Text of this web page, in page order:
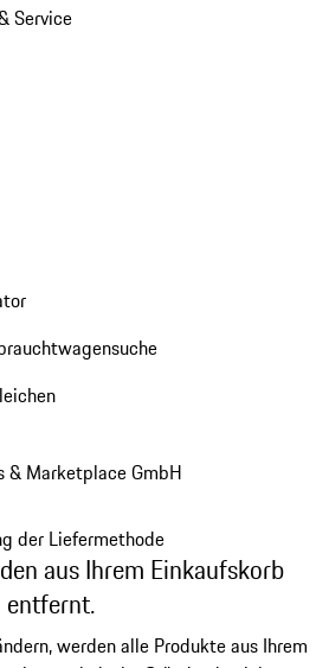
Service
& Marketplace GmbH
der Liefermethode
aus Ihrem Einkaufskorb
entfernt.
werden alle Produkte aus Ihrem